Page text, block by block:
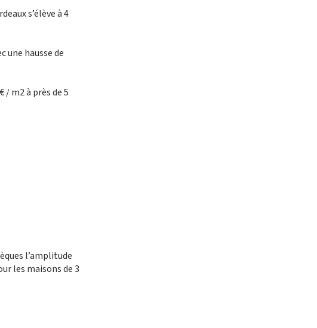
s’élève à 4
une hausse de
/ m2 à près de 5
l’amplitude
les maisons de 3